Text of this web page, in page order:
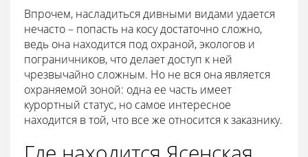
Впрочем, насладиться дивными видами удается
нечасто – попасть на косу достаточно сложно,
ведь она находится под охраной, экологов и
пограничников, что делает доступ к ней
чрезвычайно сложным. Но не вся она является
охраняемой зоной: одна ее часть имеет
курортный статус, но самое интересное
находится в той, что все же относится к заказнику.